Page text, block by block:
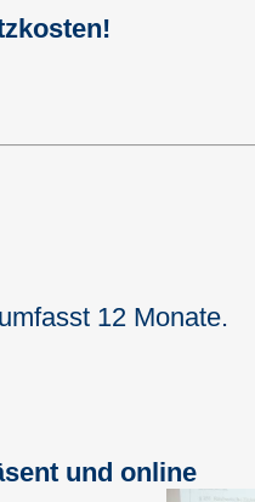
12 Monate.
und online